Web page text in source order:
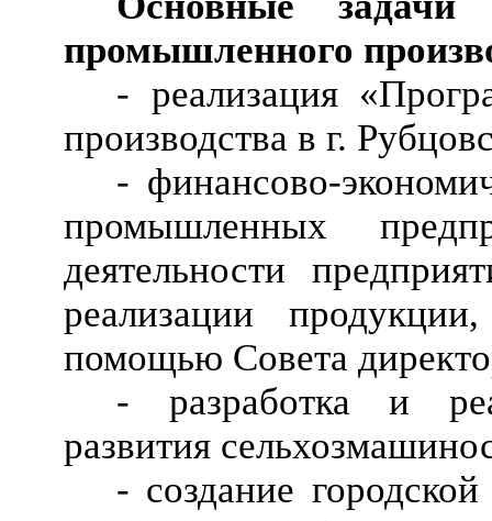
промышленного
- реализация
производства в г.
- финансово-
промышленных
деятельности
реализации
помощью Совета
- разработка и
развития
- создание